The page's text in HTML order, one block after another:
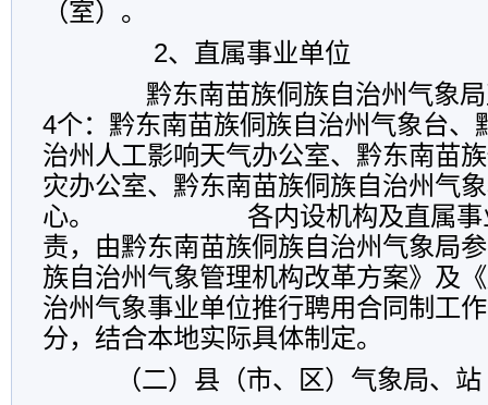
（室）。
2、直属事业单位
黔东南苗族侗族自治州气象局
4个：黔东南苗族侗族自治州气象台、
治州人工影响天气办公室、黔东南苗
灾办公室、黔东南苗族侗族自治州气
心。 各内设机构及直属事业
责，由黔东南苗族侗族自治州气象局
族自治州气象管理机构改革方案》及
治州气象事业单位推行聘用合同制工
分，结合本地实际具体制定。
（二）县（市、区）气象局、站